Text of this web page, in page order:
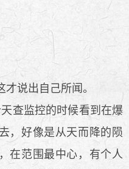
说出自己所闻。
查监控的时候看到在爆
，好像是从天而降的陨
在范围最中心，有个人